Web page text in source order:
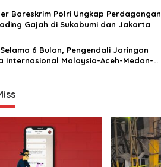
t
o
Bareskrim Polri Ungkap Perdagangan
Gajah di Sukabumi dan Jakarta
6 Bulan, Pengendali Jaringan
Internasional Malaysia-Aceh-Medan-